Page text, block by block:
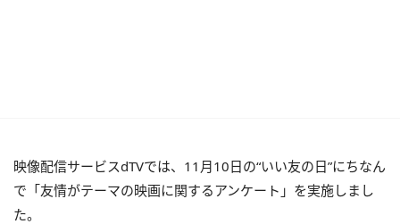
映像配信サービスdTVでは、11月10日の“いい友の日”にちなん
で「友情がテーマの映画に関するアンケート」を実施しまし
た。